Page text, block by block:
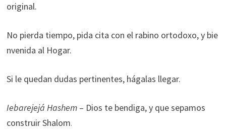
original.
No pierda tiempo, pida cita con el rabino ortodoxo, y bie
nvenida al Hogar.
Si le quedan dudas pertinentes, hágalas llegar.
Iebarejejá Hashem– Dios te bendiga, y que sepamos
construir Shalom.